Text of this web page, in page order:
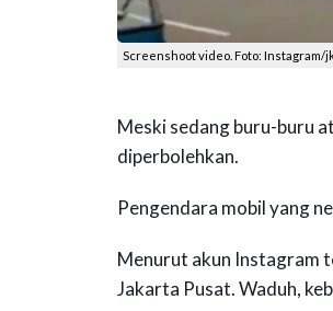
Screenshoot video. Foto: Instagram/
Meski sedang buru-buru
diperbolehkan.
Pengendara mobil yang
Menurut akun Instagram
Jakarta Pusat. Waduh,